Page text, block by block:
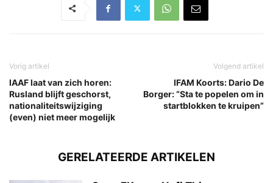
Vorig artikel
IAAF laat van zich horen:
Rusland blijft geschorst,
nationaliteitswijziging
(even) niet meer mogelijk
Volgend artikel
IFAM Koorts: Dario De
Borger: “Sta te popelen om in
startblokken te kruipen”
GERELATEERDE ARTIKELEN